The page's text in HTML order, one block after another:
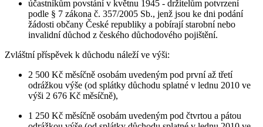
účastníkům povstání v květnu 1945 - držitelům potvrzení
podle § 7 zákona č. 357/2005 Sb., jenž jsou ke dni podání
žádosti občany České republiky a pobírají starobní nebo
invalidní důchod z českého důchodového pojištění.
Zvláštní příspěvek k důchodu náleží ve výši:
2 500 Kč měsíčně osobám uvedeným pod první až třetí
odrážkou výše (od splátky důchodu splatné v lednu 2010 ve
výši 2 676 Kč měsíčně),
1 250 Kč měsíčně osobám uvedeným pod čtvrtou a pátou